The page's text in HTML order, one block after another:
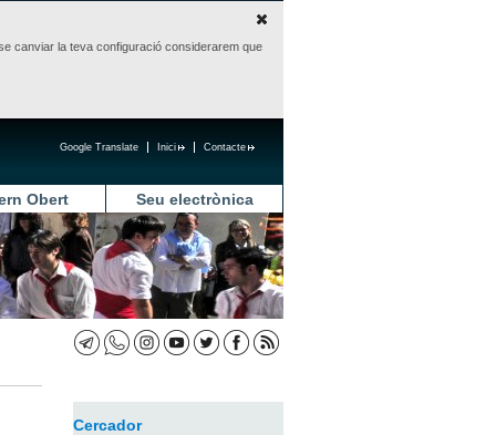
canviar la teva configuració considerarem que
Contacte
Inici
Google Translate
Obert Seu electrònica
Cercador